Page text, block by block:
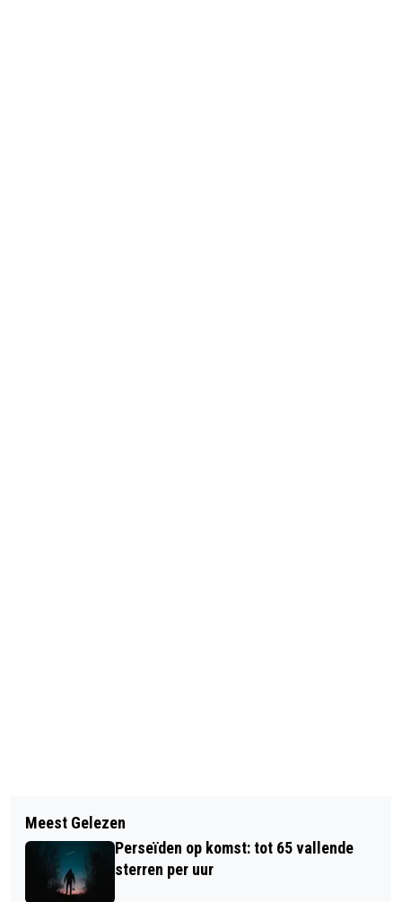
UPDATE: WERKZAAMHEDEN A12
TUSSEN LUNETTEN EN VEENENDAAL
UITGESTELD VANWEGE EXTREME
DOELUM LIVE: MASH ANARCHY,
LAATSTE CONCERT VOOR DE
ZOMERSTOP
Meest Gelezen
Perseïden op komst: tot 65 vallende
sterren per uur